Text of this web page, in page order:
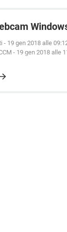
- 19 gen 2018 alle
- 19 gen 2018 alle